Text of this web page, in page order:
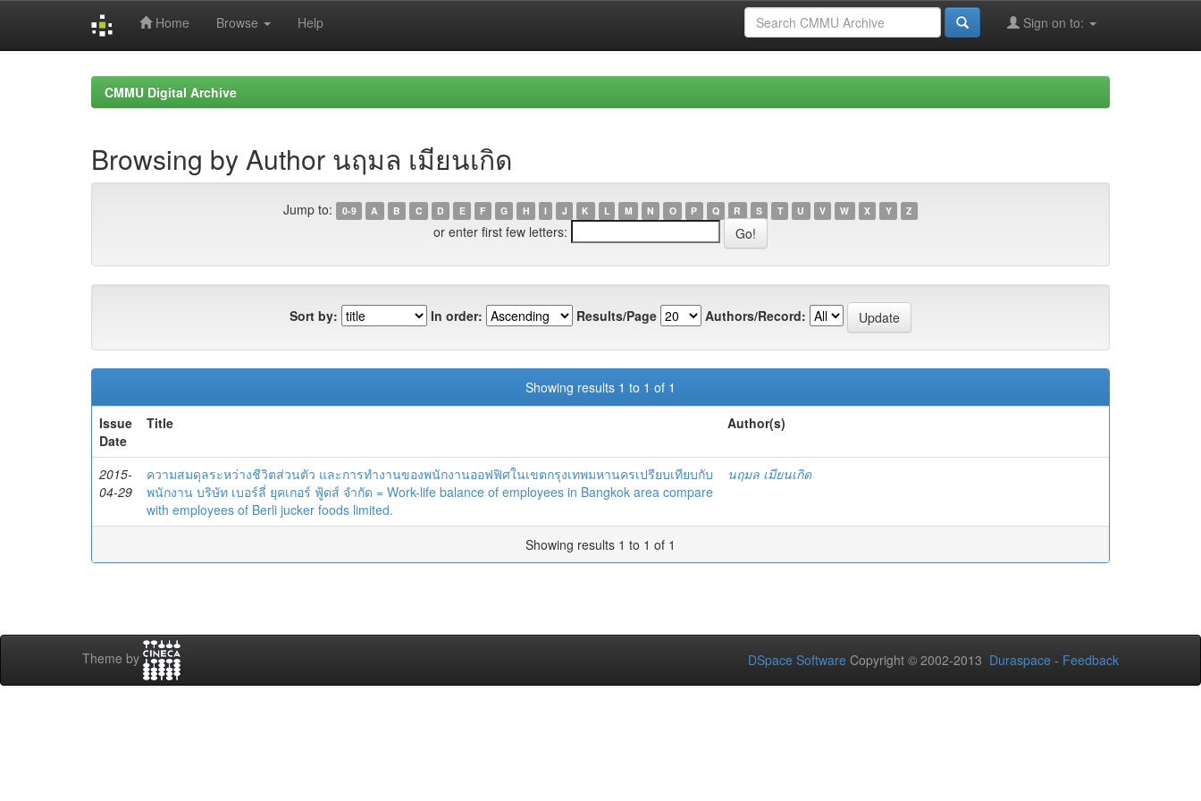
Home Browse Help Sign on to:
CMMU Digital Archive
Browsing by Author นฤมล เมียนเกิด
Jump to: 0-9 A B C D E F G H I J K L M N O P Q R S T U V W X Y Z
or enter first few letters:
Sort by: In order: Results/Page Authors/Record:
Showing results 1 to 1 of 1
Issue
Date
Title Author(s)
2015-
04-29
ความสมดุลระหว่างชีวิตส่วนตัว และการทำงานของพนักงานออฟฟิศในเขตกรุงเทพมหานครเปรียบเทียบกับ
พนักงาน บริษัท เบอร์ลี่ ยุคเกอร์ ฟู้ดส์ จำกัด = Work-life balance of employees in Bangkok area compare
with employees of Berli jucker foods limited.
นฤมล เมียนเกิด
Showing results 1 to 1 of 1
Theme by DSpace Software Copyright © 2002-2013 Duraspace - Feedback